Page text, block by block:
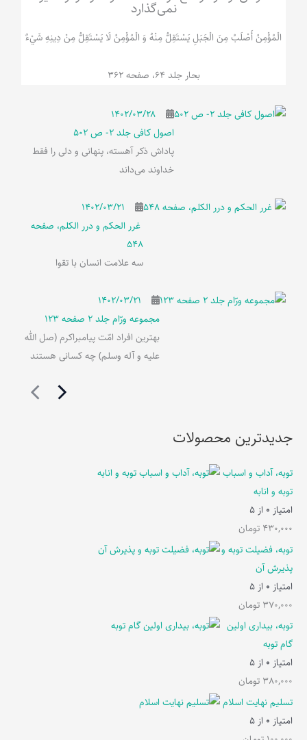
نمی‌گذارد
الْمُؤْمِنُ‌ أَصْلَبُ‌ مِنَ‌ الْجَبَلِ‌ یَسْتَقِلُّ مِنْهُ وَ الْمُؤْمِنُ لَا يَسْتَقِلُّ مِنْ دِينِهِ شَيْ‌ءٌ
بحار جلد 64، صفحه 362
۱۴۰۲/۰۳/۲۸
اصول کافی جلد 2- ص 502
پاداش ذکر آهسته، پنهانی و دلی را فقط
خداوند می‌داند
۱۴۰۲/۰۳/۲۱
غرر الحکم و درر الکلم، صفحه
548
سه علامت انسان با تقوا
۱۴۰۲/۰۳/۲۱
مجموعه ورّام جلد 2 صفحه 123
بهترین افراد امّت پیامبراکرم (صل الله
علیه و آله وسلم) چه کسانی هستند
جدیدترین محصولات
توبه، آداب و اسباب
توبه و انابه
امتیاز 0 از 5
430,000 تومان
توبه، فضیلت توبه و
پذیرش آن
امتیاز 0 از 5
370,000 تومان
توبه، بیداری اولین
گام توبه
امتیاز 0 از 5
380,000 تومان
تسلیم نهایت اسلام
امتیاز 0 از 5